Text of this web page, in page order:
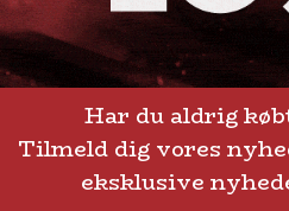
Persondatapolitik
Har du aldrig
Tilmeld dig vores
eksklusive